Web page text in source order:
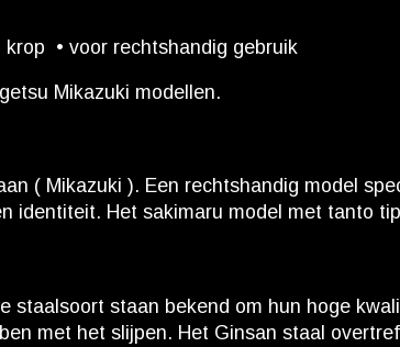
krop • voor rechtshandig gebruik
Mikazuki modellen.
( Mikazuki ). Een rechtshandig model
identiteit. Het sakimaru model met tanto
staan bekend om hun hoge
met het slijpen. Het Ginsan staal